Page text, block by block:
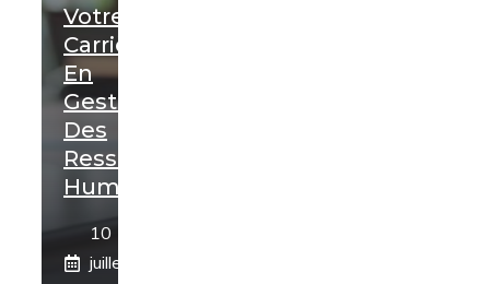
Votre
Carrière
En
Gestion
Des
Ressources
Humaines
10
juillet